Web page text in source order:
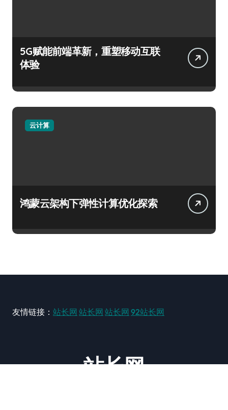
5G赋能前端革新，重塑移动互联
体验
云计算
鸿蒙云架构下弹性计算优化探索
友情链接： 站长网 站长网 站长网 92站长网
站长网